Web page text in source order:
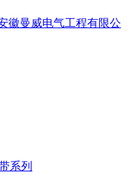
徽曼威电气工程有限公
系列